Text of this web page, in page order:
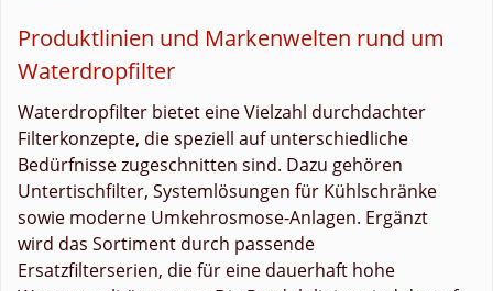
Produktlinien und Markenwelten rund um
Waterdropfilter
Waterdropfilter bietet eine Vielzahl durchdachter
Filterkonzepte, die speziell auf unterschiedliche
Bedürfnisse zugeschnitten sind. Dazu gehören
Untertischfilter, Systemlösungen für Kühlschränke
sowie moderne Umkehrosmose-Anlagen. Ergänzt
wird das Sortiment durch passende
Ersatzfilterserien, die für eine dauerhaft hohe